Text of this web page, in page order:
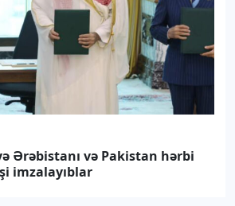
Ərəbistanı və Pakistan hərbi
imzalayıblar